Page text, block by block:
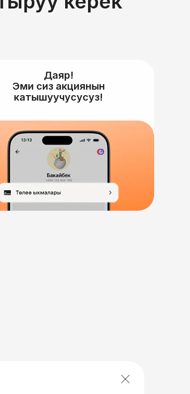
BAKAI картасы менен
таксиге 15%га чейин
арзандатуу
Даяр!
Эми сиз акциянын
катышуучусусуз!